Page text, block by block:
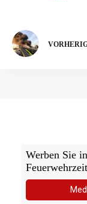
Tab)
Werben Sie